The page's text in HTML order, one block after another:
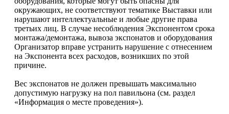
окружающих, не соответствуют тематике Выставки или
нарушают интеллектуальные и любые другие права
третьих лиц. В случае несоблюдения Экспонентом срока
монтажа/демонтажа, вывоза экспонатов и оборудования
Организатор вправе устранить нарушение с отнесением
на Экспонента всех расходов, возникших по этой
причине.
Вес экспонатов не должен превышать максимально
допустимую нагрузку на пол павильона (см. раздел
«Информация о месте проведения»).